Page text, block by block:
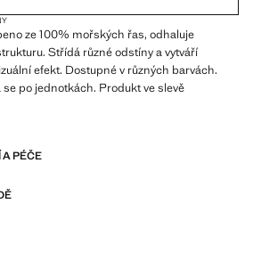
ze 100% mořských řas, odhaluje
Střídá různé odstíny a vytváří
efekt. Dostupné v různých barvách.
se po jednotkách. Produkt ve slevě
PÉČE